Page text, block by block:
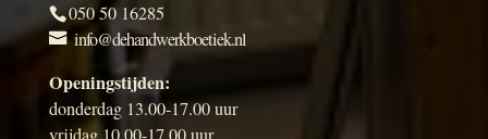
050 50 16285
info@dehandwerkboetiek.nl
Openingstijden:
donderdag 13.00-17.00 uur